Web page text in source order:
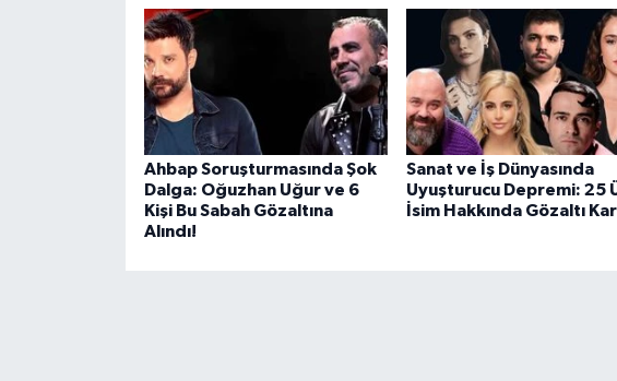
Ahbap Soruşturmasında Şok
Dalga: Oğuzhan Uğur ve 6
Kişi Bu Sabah Gözaltına
Alındı!
Sanat ve İş Dünyasında
Uyuşturucu Depremi: 25
İsim Hakkında Gözaltı